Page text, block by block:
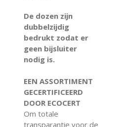
De dozen zijn
dubbelzijdig
bedrukt zodat er
geen bijsluiter
nodig is.
EEN ASSORTIMENT
GECERTIFICEERD
DOOR ECOCERT
Om totale
transparantie voor de